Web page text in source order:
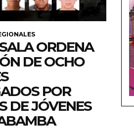
ORDENA
DE OCHO
POR
DE JÓVENES